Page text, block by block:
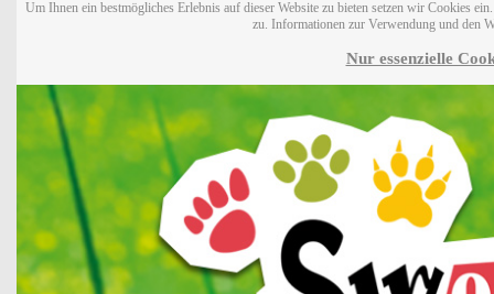
Um Ihnen ein bestmögliches Erlebnis auf dieser Website zu bieten setzen wir Cookies
zu. Informationen zur Verwendung und den
Nur essenzielle